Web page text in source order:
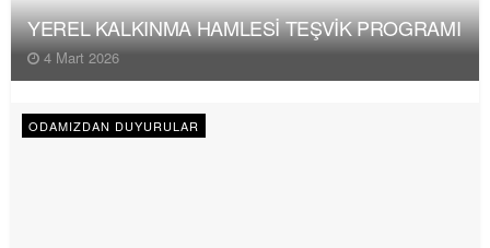
YEREL KALKINMA HAMLESİ TEŞVİK PROGRAMI
4 Mart 2026
ODAMIZDAN DUYURULAR